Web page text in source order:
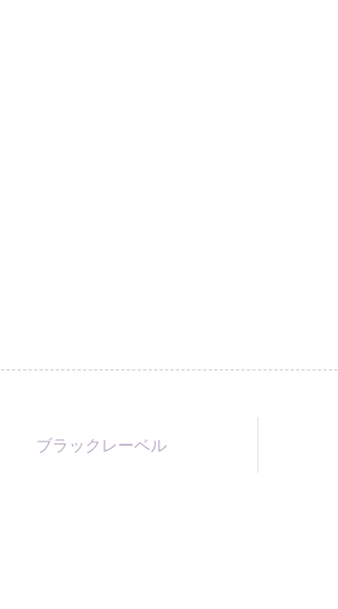
ブラックレーベル